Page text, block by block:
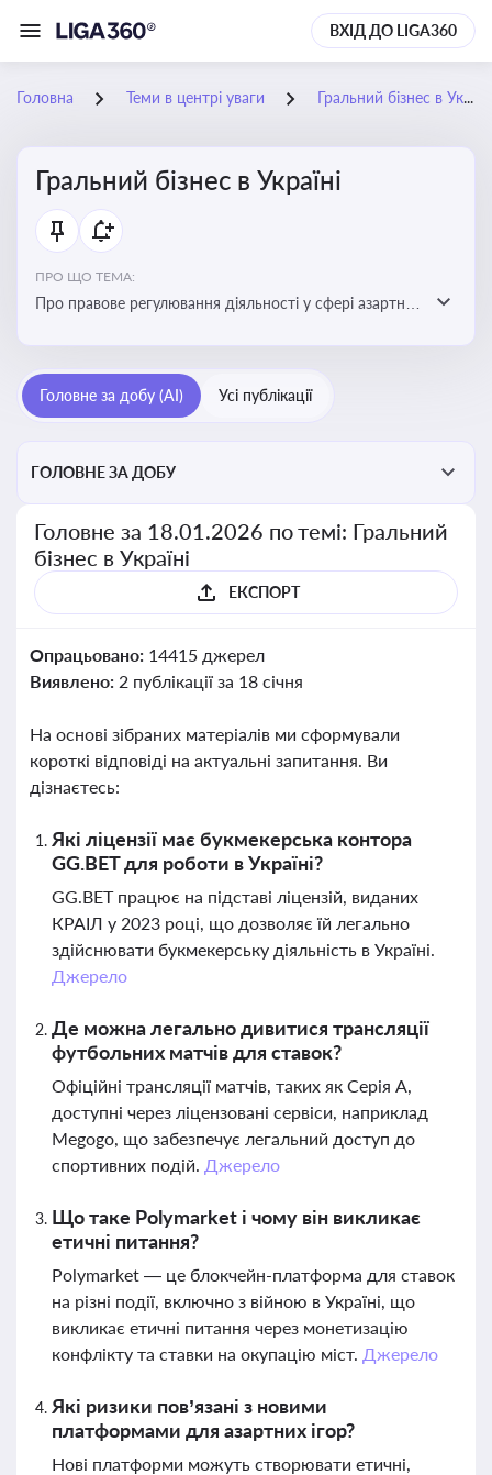
ВХІД ДО LIGA360
Головна Теми в центрі уваги Гральний бізнес в Україні
Гральний бізнес в Україні
ПРО ЩО ТЕМА:
Про правове регулювання діяльності у сфері азартних
реальні кейси
Головне за добу (AI) Усі публікації
ГОЛОВНЕ ЗА ДОБУ
Головне за 18.01.2026 по темі: Гральний
бізнес в Україні
ЕКСПОРТ
Опрацьовано: 14415 джерел
Виявлено: 2 публікації за 18 січня
На основі зібраних матеріалів ми сформували
короткі відповіді на актуальні запитання. Ви
дізнаєтесь:
Які ліцензії має букмекерська контора
GG.BET для роботи в Україні?
GG.BET працює на підставі ліцензій, виданих
КРАІЛ у 2023 році, що дозволяє їй легально
здійснювати букмекерську діяльність в Україні.
Джерело
Де можна легально дивитися трансляції
футбольних матчів для ставок?
Офіційні трансляції матчів, таких як Серія А,
доступні через ліцензовані сервіси, наприклад
Megogo, що забезпечує легальний доступ до
спортивних подій. Джерело
Що таке Polymarket і чому він викликає
етичні питання?
Polymarket — це блокчейн-платформа для ставок
на різні події, включно з війною в Україні, що
викликає етичні питання через монетизацію
конфлікту та ставки на окупацію міст. Джерело
Які ризики пов’язані з новими
платформами для азартних ігор?
Нові платформи можуть створювати етичні,